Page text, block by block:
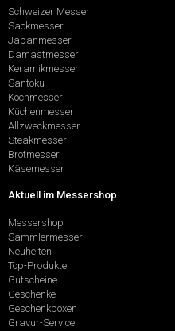
Schweizer Messer
Sackmesser
Japanmesser
Damastmesser
Keramikmesser
Santoku
Kochmesser
Küchenmesser
Allzweckmesser
Steakmesser
Brotmesser
Käsemesser
Aktuell im Messershop
Messershop
Sammlermesser
Neuheiten
Top-Produkte
Gutscheine
Geschenke
Geschenkboxen
Gravur-Service